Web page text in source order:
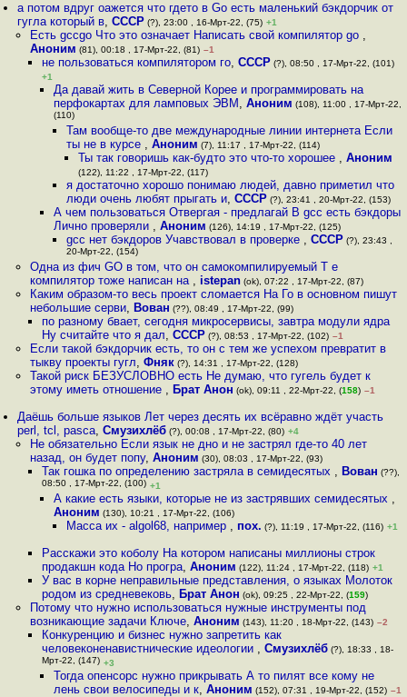
а потом вдруг оажется что гдето в Go есть маленький бэкдорчик от
гугла который в,СССР (?), 23:00 , 16-Мрт-22, (75) +1
Есть gccgo Что это означает Написать свой компилятор go ,
Аноним (81), 00:18 , 17-Мрт-22, (81) –1
не пользоваться компилятором го, СССР(?), 08:50 , 17-Мрт-22, (101)
+1
Да давай жить в Северной Корее и программировать на
перфокартах для ламповых ЭВМ ,Аноним (108), 11:00 , 17-Мрт-22,
(110)
Там вообще-то две международные линии интернета Если
ты не в курсе , Аноним (7), 11:17 , 17-Мрт-22, (114)
Ты так говоришь как-будто это что-то хорошее , Аноним
(122), 11:22 , 17-Мрт-22, (117)
я достаточно хорошо понимаю людей, давно приметил что
люди очень любят прыгать и, СССР(?), 23:41 , 20-Мрт-22, (153)
А чем пользоваться Отвергая - предлагай В gcc есть бэкдоры
Лично проверяли ,Аноним (126), 14:19 , 17-Мрт-22, (125)
gcc нет бэкдоров Учавствовал в проверке , СССР(?), 23:43 ,
20-Мрт-22, (154)
Одна из фич GO в том, что он самокомпилируемый Т е
компилятор тоже написан на , istepan(ok), 07:22 , 17-Мрт-22, (87)
Каким образом-то весь проект сломается На Го в основном пишут
небольшие серви, Вован (??), 08:49 , 17-Мрт-22, (99)
по разному бвает, сегодня микросервисы, завтра модули ядра
Ну считайте что я дал, СССР(?), 08:53 , 17-Мрт-22, (102) –1
Если такой бэкдорчик есть, то он с тем же успехом превратит в
тыкву проекты гугл, Фняк(?), 14:31 , 17-Мрт-22, (128)
Такой риск БЕЗУСЛОВНО есть Не думаю, что гугель будет к
этому иметь отношение , Брат Анон (ok), 09:11 , 22-Мрт-22, (158) –1
Даёшь больше языков Лет через десять их всёравно ждёт участь
perl, tcl, pasca,Смузихлёб (?), 00:08 , 17-Мрт-22, (80) +4
Не обязательно Если язык не дно и не застрял где-то 40 лет
назад, он будет попу, Аноним (30), 08:03 , 17-Мрт-22, (93)
Так гошка по определению застряла в семидесятых , Вован (??),
08:50 , 17-Мрт-22, (100) +1
А какие есть языки, которые не из застрявших семидесятых ,
Аноним (130), 10:21 , 17-Мрт-22, (106)
Масса их - algol68, например , пох. (?), 11:19 , 17-Мрт-22, (116) +1
Расскажи это коболу На котором написаны миллионы строк
продакшн кода Но програ, Аноним (122), 11:24 , 17-Мрт-22, (118) +1
У вас в корне неправильные представления, о языках Молоток
родом из средневековь, Брат Анон (ok), 09:25 , 22-Мрт-22, (159)
Потому что нужно использоваться нужныe инструменты под
возникающие задачи Ключе, Аноним (143), 11:20 , 18-Мрт-22, (143) –2
Конкуренцию и бизнес нужно запретить как
человеконенавистнические идеологии , Смузихлёб(?), 18:33 , 18-
Мрт-22, (147) +3
Тогда опенсорс нужно прикрывать А то пилят все кому не
лень свои велосипеды и к,Аноним (152), 07:31 , 19-Мрт-22, (152) –1